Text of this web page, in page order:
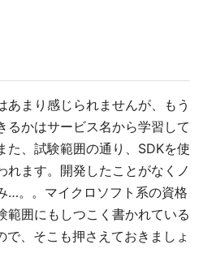
あまり感じられませんが、もう
るかはサービス名から学習して
た、試験範囲の通り、SDKを使
れます。開発したことがなくノ
…。。マイクロソフト系の資格
範囲にもしつこく書かれている
、そこも押さえておきましょ